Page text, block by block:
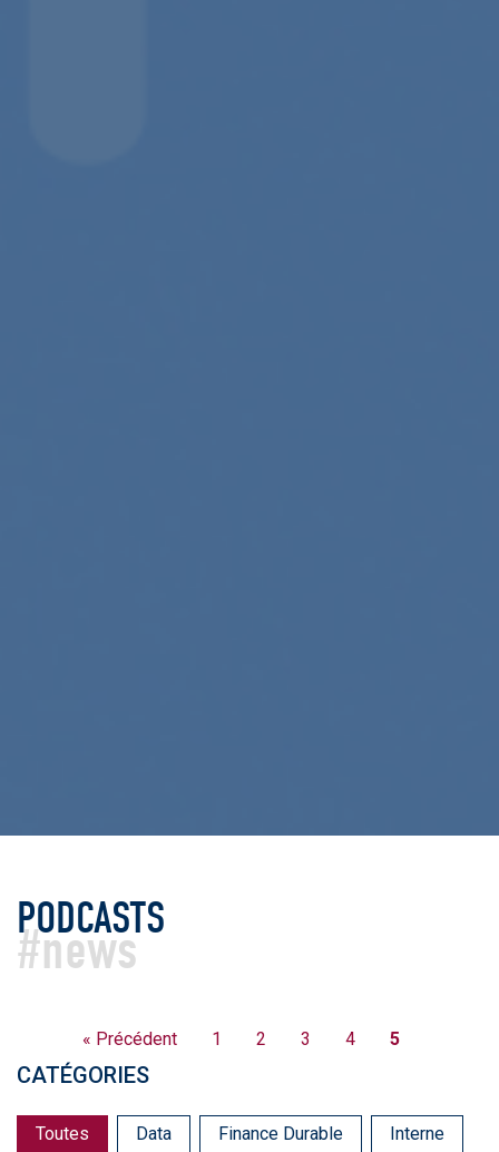
PODCASTS
#news
CATÉGORIES
Catégories
Toutes Data Finance Durable Interne
« Précédent 1 2 3 4 5